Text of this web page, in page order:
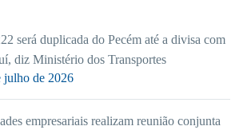
será duplicada do Pecém até a divisa com
diz Ministério dos Transportes
julho de 2026
empresariais realizam reunião conjunta